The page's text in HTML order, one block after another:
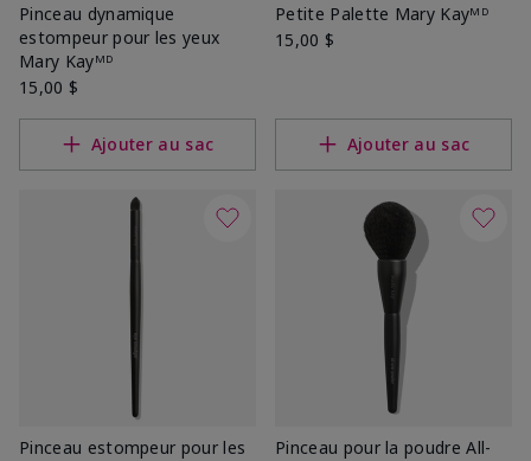
Pinceau dynamique
estompeur pour les yeux
Mary Kayᴹᴰ
15,00 $
Ajouter au sac
Petite Palette Mary Kayᴹᴰ
15,00 $
Ajouter au sac
Pinceau estompeur pour les
Pinceau pour la poudre All-